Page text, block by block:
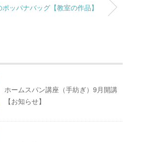
ッパナバッグ【教室の作品】
ホームスパン講座（手紡ぎ）9月開講
【お知らせ】